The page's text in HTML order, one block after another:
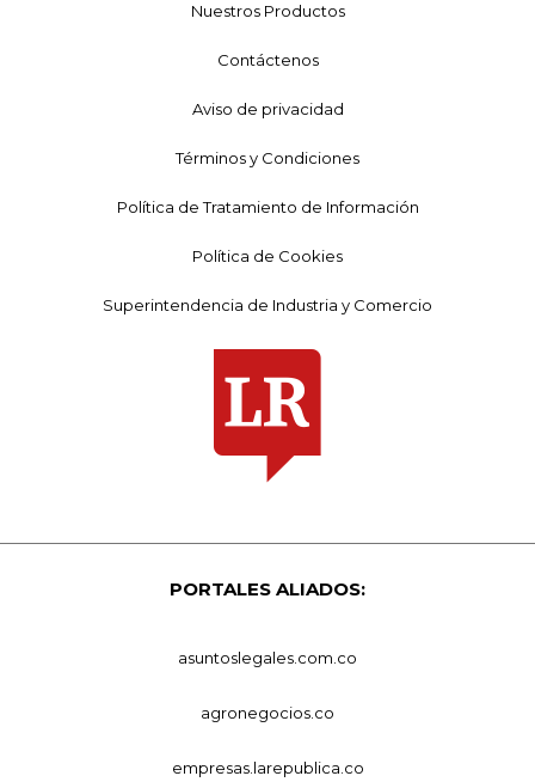
Nuestros Productos
Contáctenos
Aviso de privacidad
Términos y Condiciones
Política de Tratamiento de Información
Política de Cookies
Superintendencia de Industria y Comercio
PORTALES ALIADOS:
asuntoslegales.com.co
agronegocios.co
empresas.larepublica.co